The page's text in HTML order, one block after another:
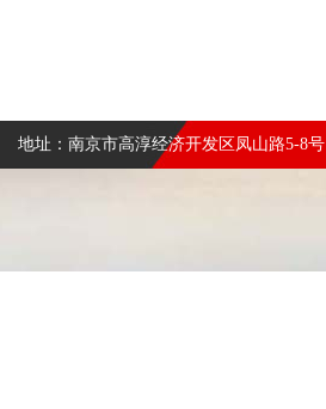
地址：南京市高淳经济开发区凤山路5-8号